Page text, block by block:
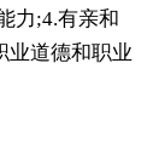
力;4.有亲和
业道德和职业